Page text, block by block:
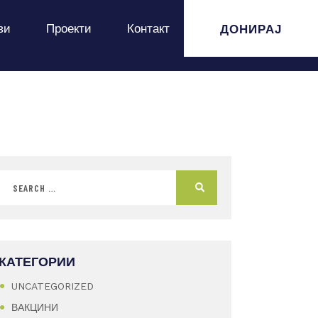
Проекти Контакт ДОНИРАЈ
КАТЕГОРИИ
UNCATEGORIZED
ВАКЦИНИ